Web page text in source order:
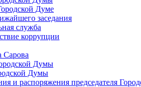
Думе
заседания
служба
коррупции
Сарова
Думы
Думы
и распоряжения председателя